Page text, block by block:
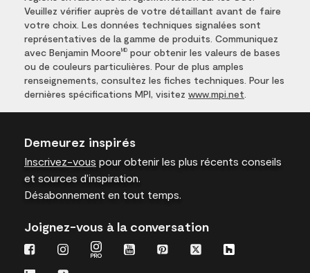
Veuillez vérifier auprès de votre détaillant avant de faire
votre choix. Les données techniques signalées sont
représentatives de la gamme de produits. Communiquez
avec Benjamin Moore MD pour obtenir les valeurs de bases
ou de couleurs particulières. Pour de plus amples
renseignements, consultez les fiches techniques. Pour les
dernières spécifications MPI, visitez www.mpi.net
Demeurez inspirés
Inscrivez-vous pour obtenir les plus récents conseils
et sources d’inspiration.
Désabonnement en tout temps.
Joignez-vous à la conversation